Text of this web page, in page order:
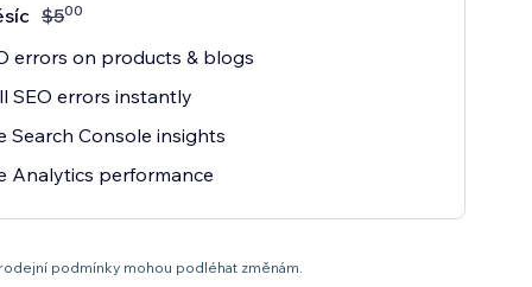
$500
errors on products & blogs
SEO errors instantly
Search Console insights
Analytics performance
podmínky mohou podléhat změnám.